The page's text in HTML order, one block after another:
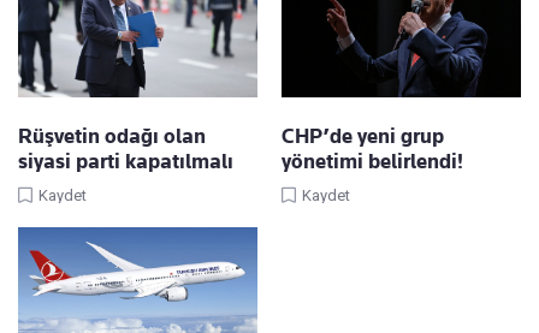
Rüşvetin odağı olan
siyasi parti kapatılmalı
Kaydet
CHP’de yeni grup
yönetimi belirlendi!
Kaydet